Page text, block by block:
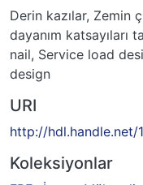
Derin kazılar, Zemin
dayanım katsayıları
nail, Service load
design
URI
http://hdl.handle.net/
Koleksiyonlar